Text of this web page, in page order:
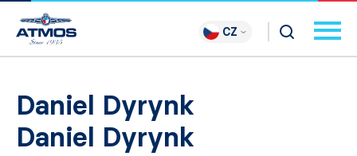
CZ
Daniel Dyrynk
Daniel Dyrynk